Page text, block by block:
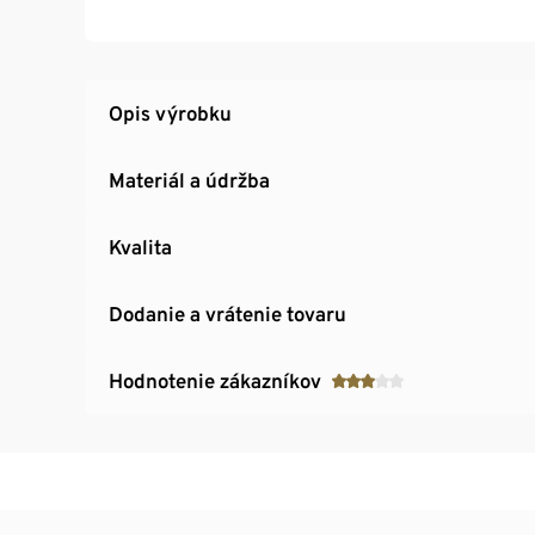
Mäkký, antibakteriálny materiál vhodný aj
Opis výrobku
Materiál a údržba
Kvalita
Dodanie a vrátenie tovaru
Hodnotenie zákazníkov